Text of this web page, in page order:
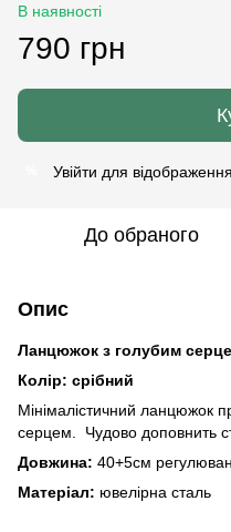
В наявності
790 грн
Увійти для
До обраного
Опис
Ланцюжок з голубим
Колір: срібний
Мінімалістичний ланцюжок
серцем. Чудово доповнить
Довжина: 40+5см
Матеріал: ювелірна сталь